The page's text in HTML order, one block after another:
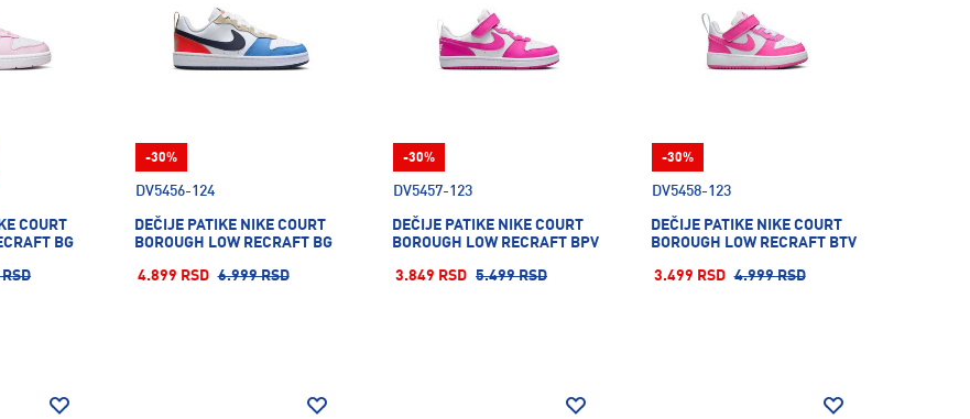
COURT
BG
DV5456-124
DEČIJE PATIKE NIKE COURT
BOROUGH LOW RECRAFT BG
4.899 RSD 6.999 RSD
-30%
DV5457-123
DEČIJE PATIKE NIKE COURT
BOROUGH LOW RECRAFT BPV
3.849 RSD 5.499 RSD
-30%
DV5458-123
DEČIJE PATIKE NIKE COURT
BOROUGH LOW RECRAFT BTV
3.499 RSD 4.999 RSD
-30%